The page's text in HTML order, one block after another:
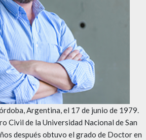
Argentina, el 17 de junio de 1979.
Civil de la Universidad Nacional de San
después obtuvo el grado de Doctor en